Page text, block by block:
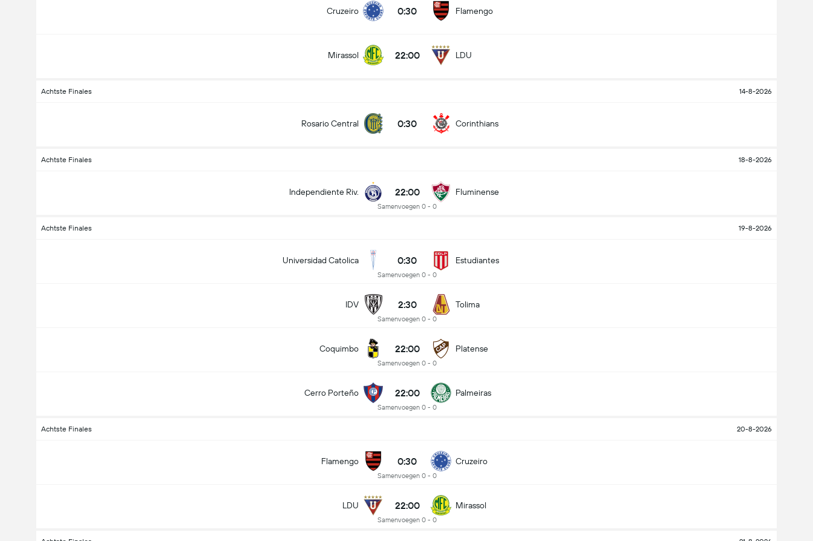
Cruzeiro 0:30 Flamengo
Mirassol 22:00 LDU
Achtste Finales 14-8-2026
Rosario Central 0:30 Corinthians
Achtste Finales 18-8-2026
Independiente Riv. 22:00
Samenvoegen 0 - 0
Fluminense
Achtste Finales 19-8-2026
Universidad Catolica 0:30
Samenvoegen 0 - 0
Estudiantes
IDV 2:30
Samenvoegen 0 - 0
Tolima
Coquimbo 22:00
Samenvoegen 0 - 0
Platense
Cerro Porteño 22:00
Samenvoegen 0 - 0
Palmeiras
Achtste Finales 20-8-2026
Flamengo 0:30
Samenvoegen 0 - 0
Cruzeiro
LDU 22:00
Samenvoegen 0 - 0
Mirassol